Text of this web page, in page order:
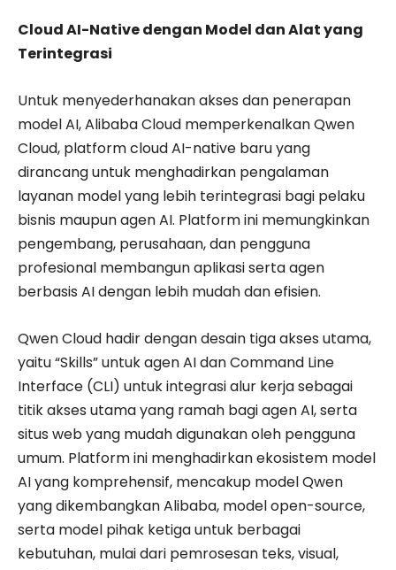
Cloud AI-Native dengan Model dan Alat yang
Terintegrasi
Untuk menyederhanakan akses dan penerapan
model AI, Alibaba Cloud memperkenalkan Qwen
Cloud, platform cloud AI-native baru yang
dirancang untuk menghadirkan pengalaman
layanan model yang lebih terintegrasi bagi pelaku
bisnis maupun agen AI. Platform ini memungkinkan
pengembang, perusahaan, dan pengguna
profesional membangun aplikasi serta agen
berbasis AI dengan lebih mudah dan efisien.
Qwen Cloud hadir dengan desain tiga akses utama,
yaitu “Skills” untuk agen AI dan Command Line
Interface (CLI) untuk integrasi alur kerja sebagai
titik akses utama yang ramah bagi agen AI, serta
situs web yang mudah digunakan oleh pengguna
umum. Platform ini menghadirkan ekosistem model
AI yang komprehensif, mencakup model Qwen
yang dikembangkan Alibaba, model open-source,
serta model pihak ketiga untuk berbagai
kebutuhan, mulai dari pemrosesan teks, visual,